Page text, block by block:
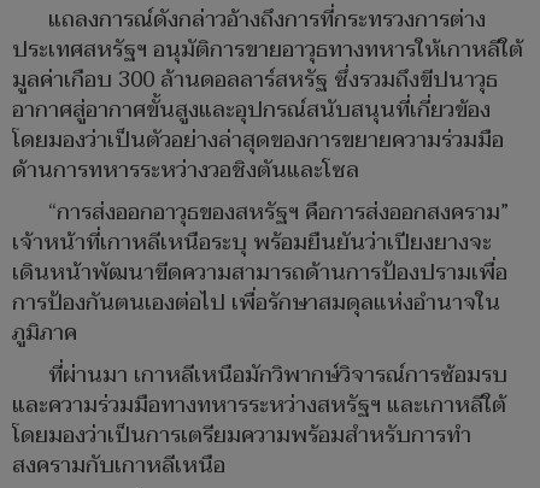
แถลงการณ์ดังกล่าวอ้างถึงการที่กระทรวงการต่าง
ประเทศสหรัฐฯ อนุมัติการขายอาวุธทางทหารให้เกาหลีใต้
มูลค่าเกือบ 300 ล้านดอลลาร์สหรัฐ ซึ่งรวมถึงขีปนาวุธ
อากาศสู่อากาศขั้นสูงและอุปกรณ์สนับสนุนที่เกี่ยวข้อง
โดยมองว่าเป็นตัวอย่างล่าสุดของการขยายความร่วมมือ
ด้านการทหารระหว่างวอชิงตันและโซล
“การส่งออกอาวุธของสหรัฐฯ คือการส่งออกสงคราม”
เจ้าหน้าที่เกาหลีเหนือระบุ พร้อมยืนยันว่าเปียงยางจะ
เดินหน้าพัฒนาขีดความสามารถด้านการป้องปรามเพื่อ
การป้องกันตนเองต่อไป เพื่อรักษาสมดุลแห่งอำนาจใน
ภูมิภาค
ที่ผ่านมา เกาหลีเหนือมักวิพากษ์วิจารณ์การซ้อมรบ
และความร่วมมือทางทหารระหว่างสหรัฐฯ และเกาหลีใต้
โดยมองว่าเป็นการเตรียมความพร้อมสำหรับการทำ
สงครามกับเกาหลีเหนือ